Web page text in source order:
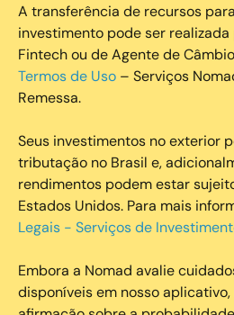
A transferência de recursos
investimento pode ser
Fintech ou de Agente de
Termos de Uso – Serviços
Remessa.
Seus investimentos no exterior
tributação no Brasil e,
rendimentos podem estar
Estados Unidos. Para mais
Legais - Serviços de
Embora a Nomad avalie
disponíveis em nosso